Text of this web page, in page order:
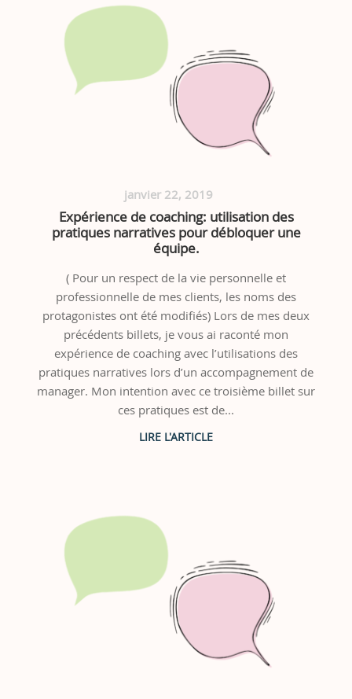
janvier 22, 2019
Expérience de coaching: utilisation des
pratiques narratives pour débloquer une
équipe.
( Pour un respect de la vie personnelle et
professionnelle de mes clients, les noms des
protagonistes ont été modifiés) Lors de mes deux
précédents billets, je vous ai raconté mon
expérience de coaching avec l’utilisations des
pratiques narratives lors d’un accompagnement de
manager. Mon intention avec ce troisième billet sur
ces pratiques est de...